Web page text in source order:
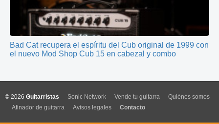
Bad Cat recupera el espíritu del Cub original de 1999 con
el nuevo Mod Shop Cub 15 en cabezal y combo
© 2026 Guitarristas Sonic Network Vende tu guitarra
Quiénes somos
Afinador de guitarra
Avisos legales Contacto